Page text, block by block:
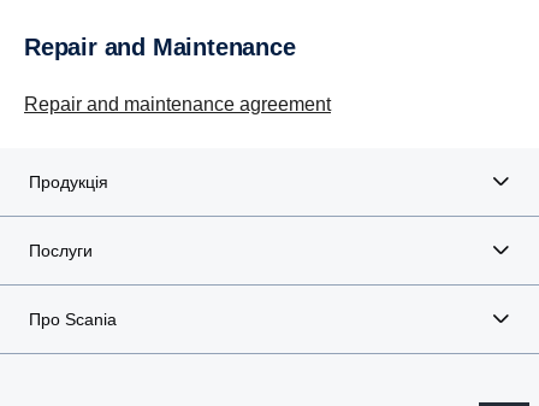
Repair and Maintenance
Repair and maintenance agreement
Продукція
Послуги
Про Scania